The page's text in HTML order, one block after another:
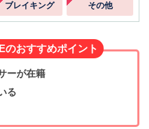
ブレイキング その他
のおすすめポイント
ーが在籍
る